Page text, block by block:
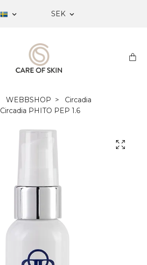
SEK
WEBBSHOP
Circadia
Circadia PHITO PEP 1.6